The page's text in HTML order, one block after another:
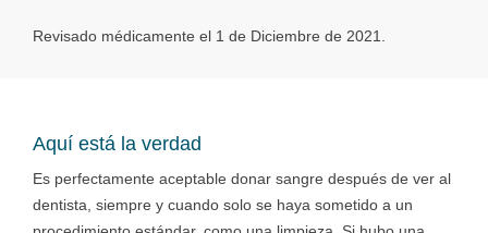
Revisado médicamente el 1 de Diciembre de 2021.
Aquí está la verdad
Es perfectamente aceptable donar sangre después de ver al
dentista, siempre y cuando solo se haya sometido a un